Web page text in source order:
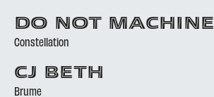
DO NOT MACHINE
Constellation
CJ BETH
Brume